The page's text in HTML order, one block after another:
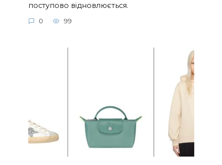
поступово відновлюється.
0 99